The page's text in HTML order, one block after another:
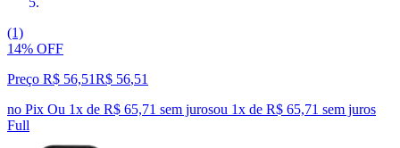
(1)
14% OFF
Preço R$ 56,51R$ 56,51
no Pix Ou 1x de R$ 65,71 sem jurosou 1x de R$ 65,71 sem juros
Full